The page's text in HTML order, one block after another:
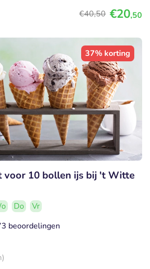
€40,50 €20,50
37% korting
voor 10 bollen ijs bij 't Witte
Do
Vr
beoordelingen